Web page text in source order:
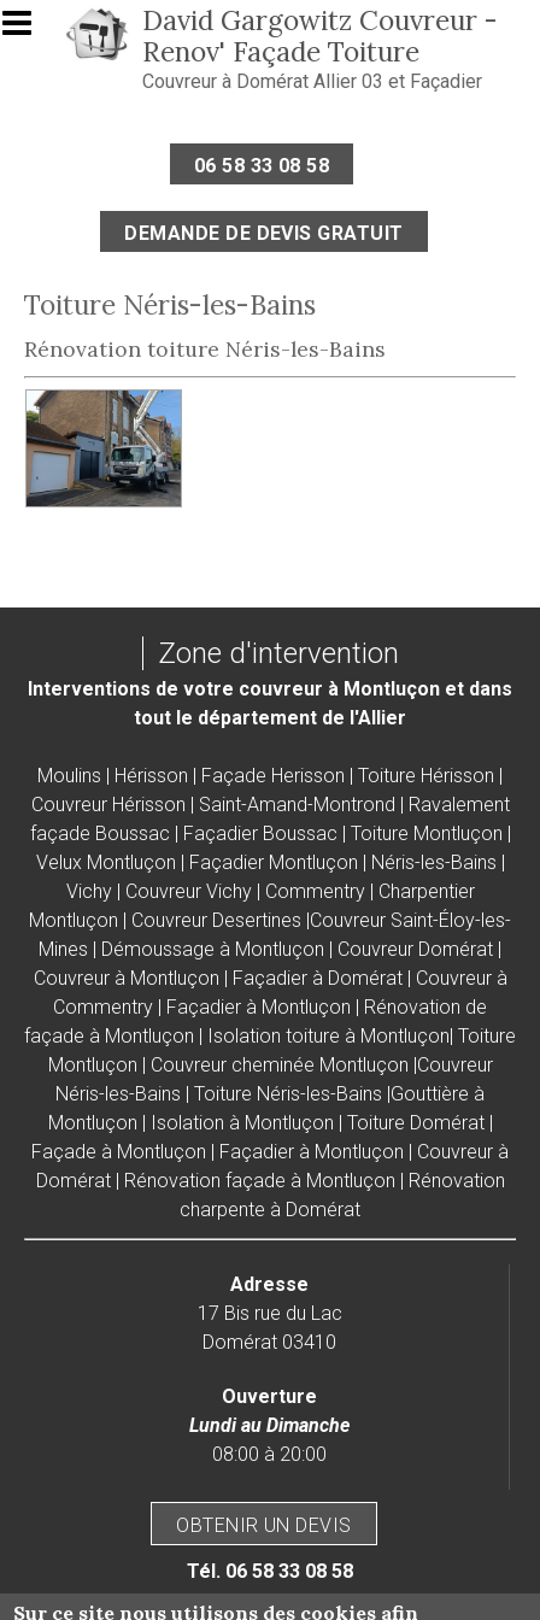
Aller au contenu principalDavid Gargowitz Couvreur -
Renov' Façade Toiture
Couvreur à Domérat Allier 03 et Façadier
06 58 33 08 58
DEMANDE DE DEVIS GRATUIT
Toiture Néris-les-Bains
Rénovation toiture Néris-les-Bains
Zone d'intervention
Interventions de votre couvreur à Montluçon et dans
tout le département de l'Allier
Moulins | Hérisson | Façade Herisson | Toiture Hérisson |
Couvreur Hérisson | Saint-Amand-Montrond | Ravalement
façade Boussac | Façadier Boussac | Toiture Montluçon |
Velux Montluçon | Façadier Montluçon | Néris-les-Bains |
Vichy| Couvreur Vichy| Commentry| Charpentier
Montluçon | Couvreur Desertines |Couvreur Saint-Éloy-les-
Mines | Démoussage à Montluçon | Couvreur Domérat |
Couvreur à Montluçon | Façadier à Domérat| Couvreur à
Commentry | Façadier à Montluçon | Rénovation de
façade à Montluçon | Isolation toiture à Montluçon| Toiture
Montluçon | Couvreur cheminée Montluçon |Couvreur
Néris-les-Bains | Toiture Néris-les-Bains |Gouttière à
Montluçon | Isolation à Montluçon | Toiture Domérat |
Façade à Montluçon | Façadier à Montluçon | Couvreur à
Domérat| Rénovation façade à Montluçon | Rénovation
charpente à Domérat
Adresse
17 Bis rue du Lac
Domérat 03410
Ouverture
Lundi au Dimanche
08:00 à 20:00
OBTENIR UN DEVIS
Tél. 06 58 33 08 58
Sur ce site nous utilisons des cookies afin